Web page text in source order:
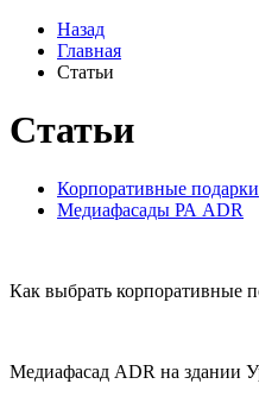
Назад
Главная
Статьи
Статьи
Корпоративные подарки
Медиафасады РА ADR
Как выбрать корпоративные
Медиафасад ADR на